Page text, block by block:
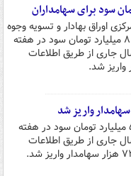
اوراق بهادار و تسویه وجوه
اعلام کرد: بیش از ۸۰۶ میلیارد تومان سود در هفته
جاری از طریق اطلاعات
شد.
بیش از ۲ هزار و ۵۲۶ میلیارد تومان سود در هفته
جاری از طریق اطلاعات